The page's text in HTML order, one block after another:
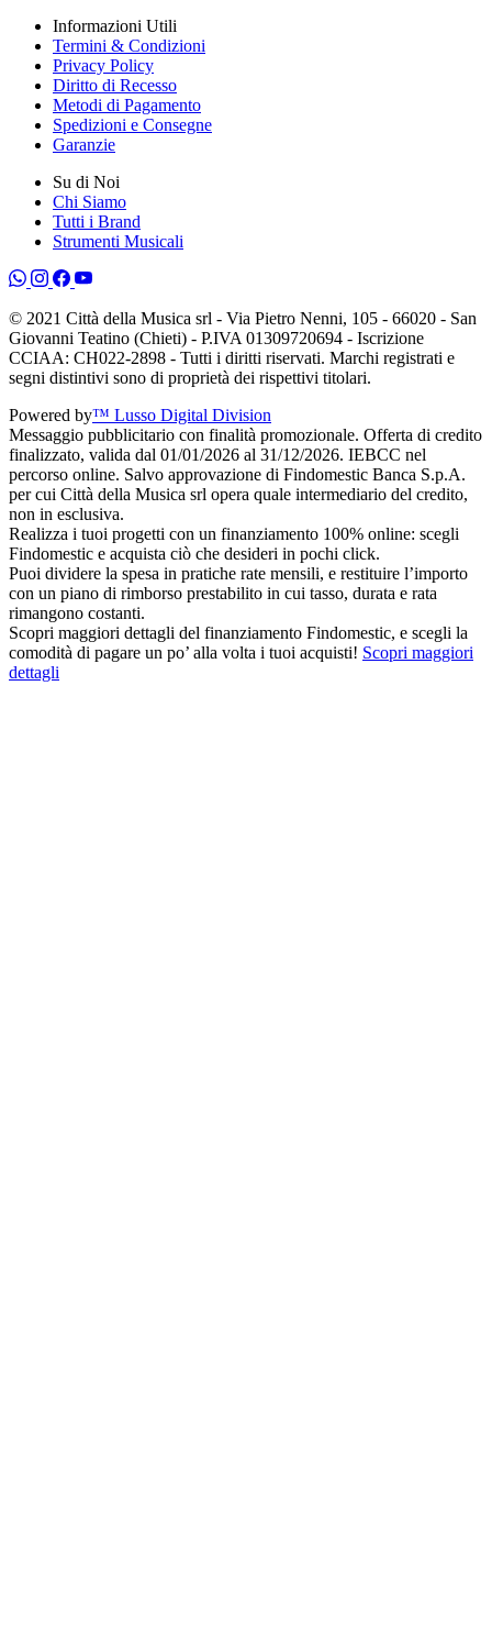
Informazioni Utili
Termini & Condizioni
Privacy Policy
Diritto di Recesso
Metodi di Pagamento
Spedizioni e Consegne
Garanzie
Su di Noi
Chi Siamo
Tutti i Brand
Strumenti Musicali
© 2021 Città della Musica srl - Via Pietro Nenni, 105 - 66020 - San
Giovanni Teatino (Chieti) - P.IVA 01309720694 - Iscrizione
CCIAA: CH022-2898 - Tutti i diritti riservati. Marchi registrati e
segni distintivi sono di proprietà dei rispettivi titolari.
Powered by™ Lusso Digital Division
Messaggio pubblicitario con finalità promozionale. Offerta di credito
finalizzato, valida dal 01/01/2026 al 31/12/2026. IEBCC nel
percorso online. Salvo approvazione di Findomestic Banca S.p.A.
per cui Città della Musica srl opera quale intermediario del credito,
non in esclusiva.
Realizza i tuoi progetti con un finanziamento 100% online: scegli
Findomestic e acquista ciò che desideri in pochi click.
Puoi dividere la spesa in pratiche rate mensili, e restituire l’importo
con un piano di rimborso prestabilito in cui tasso, durata e rata
rimangono costanti.
Scopri maggiori dettagli del finanziamento Findomestic, e scegli la
comodità di pagare un po’ alla volta i tuoi acquisti! Scopri maggiori
dettagli